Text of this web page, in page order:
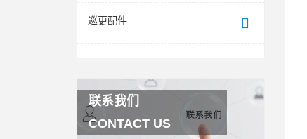
巡更配件
联系我们
CONTACT US